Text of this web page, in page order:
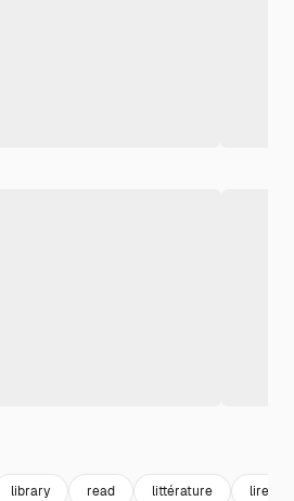
library read littérature lire